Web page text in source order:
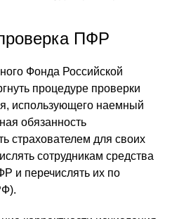
ПФР
Фонда Российской
процедуре проверки
использующего наемный
обязанность
страхователем для своих
сотрудникам средства
и перечислять их по